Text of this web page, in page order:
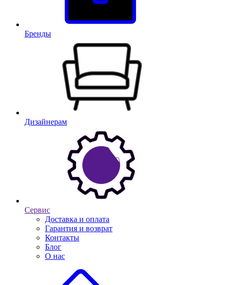
Бренды
Дизайнерам
Сервис
Доставка и оплата
Гарантия и возврат
Контакты
Блог
О нас